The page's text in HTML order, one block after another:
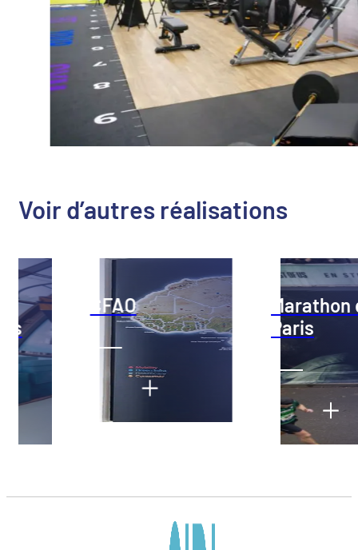
Voir d’autres réalisations
CFAO
Marathon de
Paris